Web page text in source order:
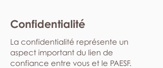
Confidentialité
La confidentialité représente un
aspect important du lien de
confiance entre vous et le PAESF.